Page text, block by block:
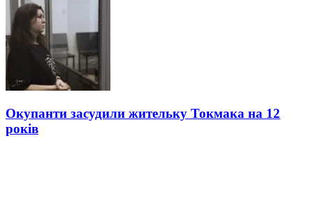
Окупанти засудили жительку Токмака на 12
років